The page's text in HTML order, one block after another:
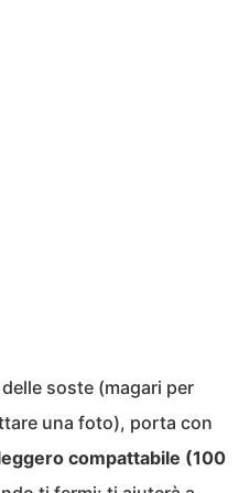
soste (magari per
una foto), porta con
compattabile (100